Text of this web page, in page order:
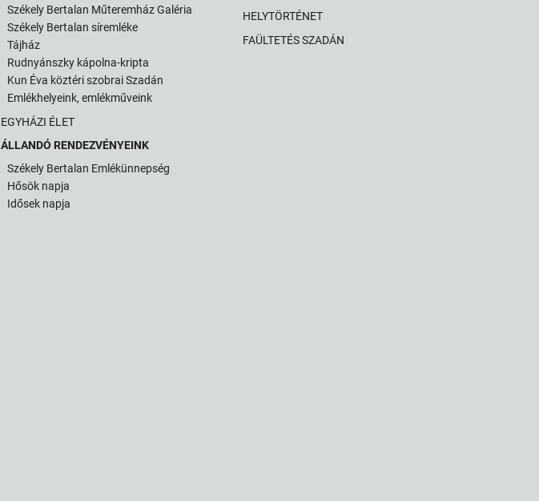
Székely Bertalan Műteremház Galéria
Székely Bertalan síremléke
Tájház
Rudnyánszky kápolna-kripta
Kun Éva köztéri szobrai Szadán
Emlékhelyeink, emlékműveink
EGYHÁZI ÉLET
ÁLLANDÓ RENDEZVÉNYEINK
Székely Bertalan Emlékünnepség
Hősök napja
Idősek napja
HELYTÖRTÉNET
FAÜLTETÉS SZADÁN